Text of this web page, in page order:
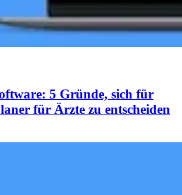
5 Gründe, sich für
für Ärzte zu entscheiden